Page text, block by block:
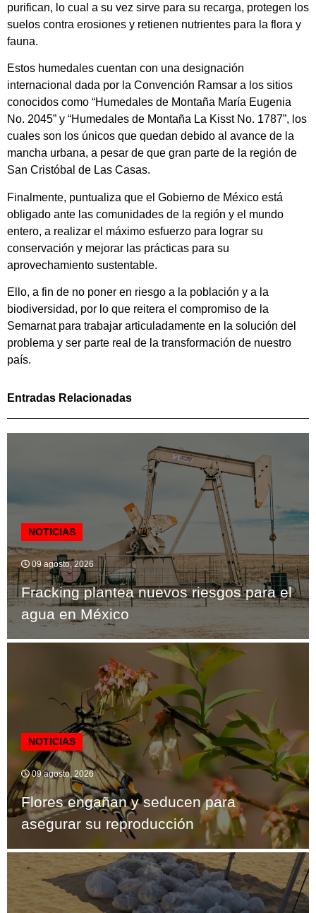
purifican, lo cual a su vez sirve para su recarga, protegen los
suelos contra erosiones y retienen nutrientes para la flora y
fauna.
Estos humedales cuentan con una designación
internacional dada por la Convención Ramsar a los sitios
conocidos como “Humedales de Montaña María Eugenia
No. 2045” y “Humedales de Montaña La Kisst No. 1787”, los
cuales son los únicos que quedan debido al avance de la
mancha urbana, a pesar de que gran parte de la región de
San Cristóbal de Las Casas.
Finalmente, puntualiza que el Gobierno de México está
obligado ante las comunidades de la región y el mundo
entero, a realizar el máximo esfuerzo para lograr su
conservación y mejorar las prácticas para su
aprovechamiento sustentable.
Ello, a fin de no poner en riesgo a la población y a la
biodiversidad, por lo que reitera el compromiso de la
Semarnat para trabajar articuladamente en la solución del
problema y ser parte real de la transformación de nuestro
país.
Entradas Relacionadas
NOTICIAS
09 agosto, 2026
Fracking plantea nuevos riesgos para el
agua en México
NOTICIAS
09 agosto, 2026
Flores engañan y seducen para
asegurar su reproducción